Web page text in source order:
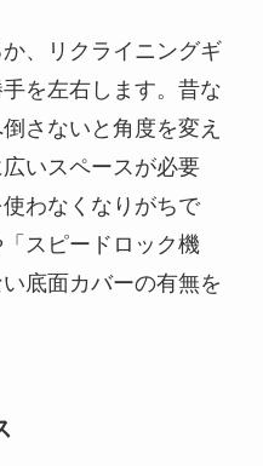
、リクライニングギ
を左右します。昔な
さないと角度を変え
いスペースが必要
わなくなりがちで
スピードロック機
底面カバーの有無を